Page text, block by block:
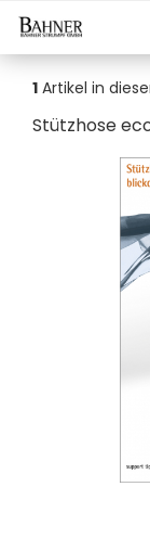
1 Artikel in
Stütz­ho­se